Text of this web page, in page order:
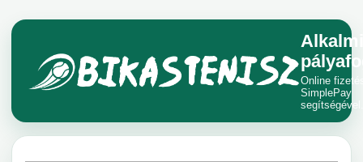
Alkalmi
Online
SimplePay
segítségével.